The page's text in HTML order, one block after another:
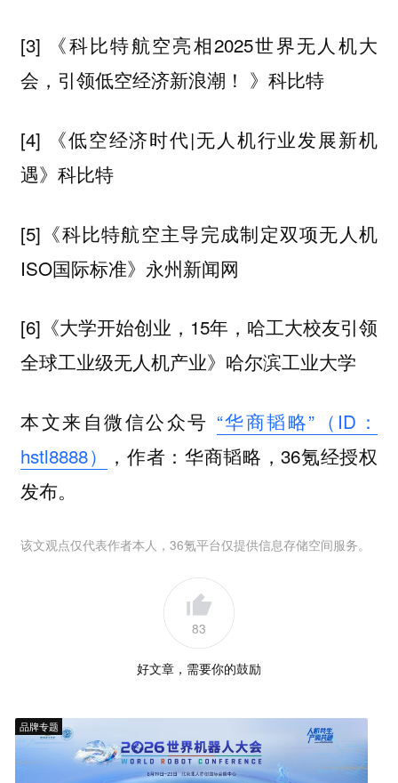
[3] 《科比特航空亮相2025世界无人机大
会，引领低空经济新浪潮！ 》科比特
[4] 《低空经济时代|无人机行业发展新机
遇》科比特
[5]《科比特航空主导完成制定双项无人机
ISO国际标准》永州新闻网
[6]《大学开始创业，15年，哈工大校友引领
全球工业级无人机产业》哈尔滨工业大学
本文来自微信公众号 “华商韬略”（ID：
hstl8888）
，作者：华商韬略，36氪经授权
发布。
该文观点仅代表作者本人，36氪平台仅提供信息存储空间服务。
83
好文章，需要你的鼓励
品牌专题